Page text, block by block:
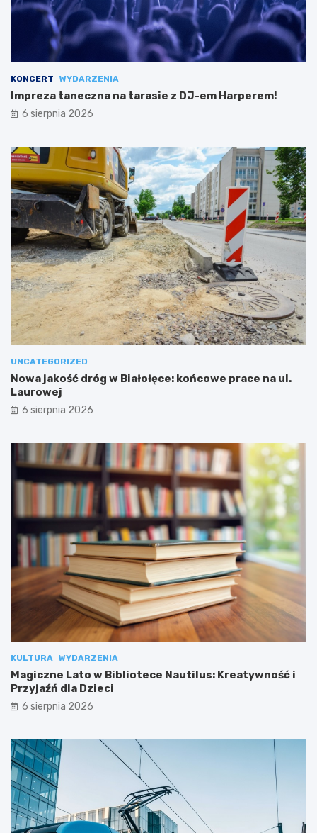
KONCERT WYDARZENIA
Impreza taneczna na tarasie z DJ-em Harperem!
6 sierpnia 2026
UNCATEGORIZED
Nowa jakość dróg w Białołęce: końcowe prace na ul.
Laurowej
6 sierpnia 2026
KULTURA WYDARZENIA
Magiczne Lato w Bibliotece Nautilus: Kreatywność i
Przyjaźń dla Dzieci
6 sierpnia 2026